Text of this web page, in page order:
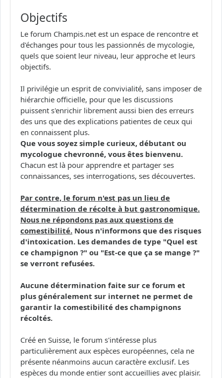
Objectifs
Le forum Champis.net est un espace de rencontre et
d'échanges pour tous les passionnés de mycologie,
quels que soient leur niveau, leur approche et leurs
objectifs.
Il privilégie un esprit de convivialité, sans imposer de
hiérarchie officielle, pour que les discussions
puissent s'enrichir librement aussi bien des erreurs
des uns que des explications patientes de ceux qui
en connaissent plus.
Que vous soyez simple curieux, débutant ou
mycologue chevronné, vous êtes bienvenu.
Chacun est là pour apprendre et partager ses
connaissances, ses interrogations, ses découvertes.
Par contre, le forum n'est pas un lieu de
détermination de récolte à but gastronomique.
Nous ne répondons pas aux questions de
comestibilité. Nous n'informons que des risques
d'intoxication. Les demandes de type "Quel est
ce champignon ?" ou "Est-ce que ça se mange ?"
se verront refusées.
Aucune détermination faite sur ce forum et
plus généralement sur internet ne permet de
garantir la comestibilité des champignons
récoltés.
Créé en Suisse, le forum s'intéresse plus
particulièrement aux espèces européennes, cela ne
présente néanmoins aucun caractère exclusif. Les
espèces du monde entier sont accueillies avec plaisir.